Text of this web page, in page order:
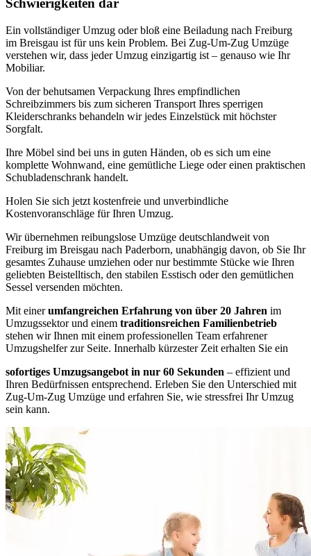
Schwierigkeiten dar
Ein vollständiger Umzug oder bloß eine Beiladung nach Freiburg
im Breisgau ist für uns kein Problem. Bei Zug-Um-Zug Umzüge
verstehen wir, dass jeder Umzug einzigartig ist – genauso wie Ihr
Mobiliar.
Von der behutsamen Verpackung Ihres empfindlichen
Schreibzimmers bis zum sicheren Transport Ihres sperrigen
Kleiderschranks behandeln wir jedes Einzelstück mit höchster
Sorgfalt.
Ihre Möbel sind bei uns in guten Händen, ob es sich um eine
komplette Wohnwand, eine gemütliche Liege oder einen praktischen
Schubladenschrank handelt.
Holen Sie sich jetzt kostenfreie und unverbindliche
Kostenvoranschläge für Ihren Umzug.
Wir übernehmen reibungslose Umzüge deutschlandweit von
Freiburg im Breisgau nach Paderborn, unabhängig davon, ob Sie Ihr
gesamtes Zuhause umziehen oder nur bestimmte Stücke wie Ihren
geliebten Beistelltisch, den stabilen Esstisch oder den gemütlichen
Sessel versenden möchten.
Mit einerumfangreichen Erfahrung von über 20 Jahren im
Umzugssektor und einem traditionsreichen Familienbetrieb
stehen wir Ihnen mit einem professionellen Team erfahrener
Umzugshelfer zur Seite. Innerhalb kürzester Zeit erhalten Sie ein
sofortiges Umzugsangebot in nur 60 Sekunden – effizient und
Ihren Bedürfnissen entsprechend. Erleben Sie den Unterschied mit
Zug-Um-Zug Umzüge und erfahren Sie, wie stressfrei Ihr Umzug
sein kann.